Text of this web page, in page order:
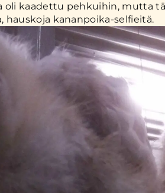
oli kaadettu pehkuihin, mutta
hauskoja kananpoika-selfieitä.